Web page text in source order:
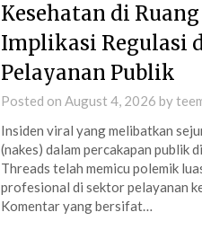
Kesehatan di
Implikasi Regulasi
Pelayanan Publik
Posted on August 4, 2026 by
Insiden viral yang melibatkan
(nakes) dalam percakapan publik
Threads telah memicu polemik
profesional di sektor pelayanan
Komentar yang bersifat…